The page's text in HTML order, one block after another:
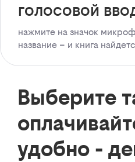
голосовой
нажмите на значок
название – и книга
Выберите
удобно -